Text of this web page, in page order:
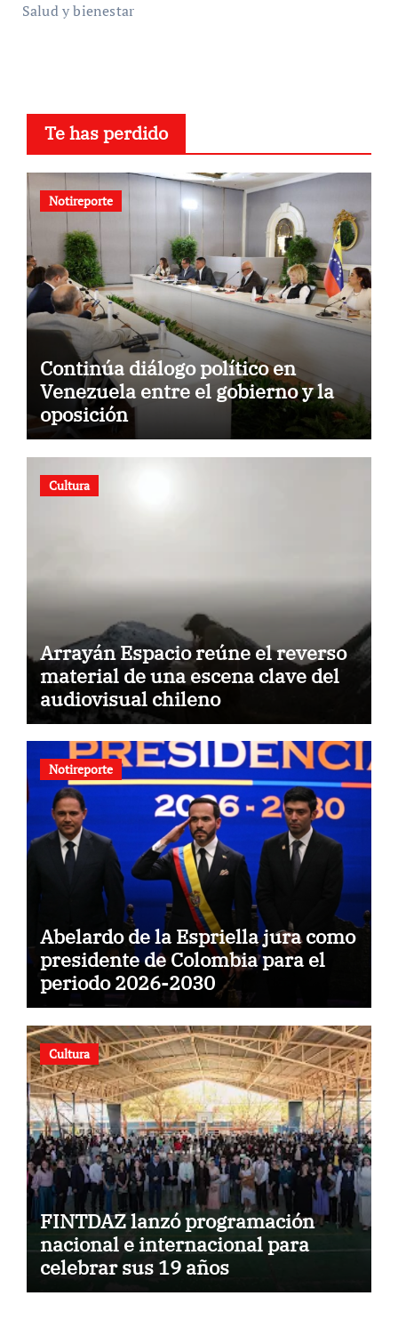
Salud y bienestar
Te has perdido
Notireporte
Continúa diálogo político en
Venezuela entre el gobierno y la
oposición
Cultura
Arrayán Espacio reúne el reverso
material de una escena clave del
audiovisual chileno
Notireporte
Abelardo de la Espriella jura como
presidente de Colombia para el
periodo 2026-2030
Cultura
FINTDAZ lanzó programación
nacional e internacional para
celebrar sus 19 años